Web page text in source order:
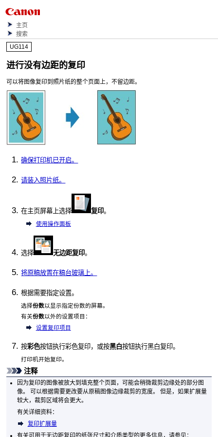
主页
搜索
UG114
进行没有边距的复印
可以将图像复印到照片纸的整个页面上，不留边距。
确保打印机已开启。
请装入照片纸。
在主页屏幕上选择 复印。
使用操作面板
选择 无边距复印。
将原稿放置在稿台玻璃上。
根据需要指定设置。
选择份数以显示指定份数的屏幕。
有关份数以外的设置项目：
设置复印项目
按彩色按钮执行彩色复印，或按黑白按钮执行黑白复印。
打印机开始复印。
注释
因为复印的图像被放大到填充整个页面，可能会稍微裁剪边缘处的部分图
像。
可以根据需要更改要从原稿图像边缘裁剪的宽度。
但是，如果扩展量
较大，裁剪区域将会更大。
有关详细资料：
复印扩展量
有关可用于无边距复印的纸张尺寸和介质类型的更多信息，请参见：